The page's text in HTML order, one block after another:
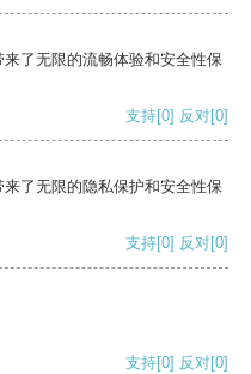
了无限的流畅体验和安全性保
支持[0] 反对[0]
了无限的隐私保护和安全性保
支持[0] 反对[0]
支持[0] 反对[0]